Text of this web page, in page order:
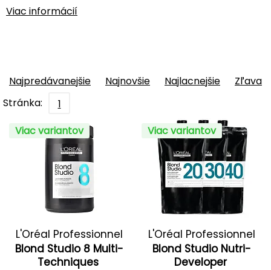
Viac informácií
Najpredávanejšie Najnovšie Najlacnejšie
Zľava
Stránka:
1
Viac variantov
L'Oréal Professionnel
Blond Studio 8 Multi-
Techniques
Viac variantov
L'Oréal Professionnel
Blond Studio Nutri-
Developer